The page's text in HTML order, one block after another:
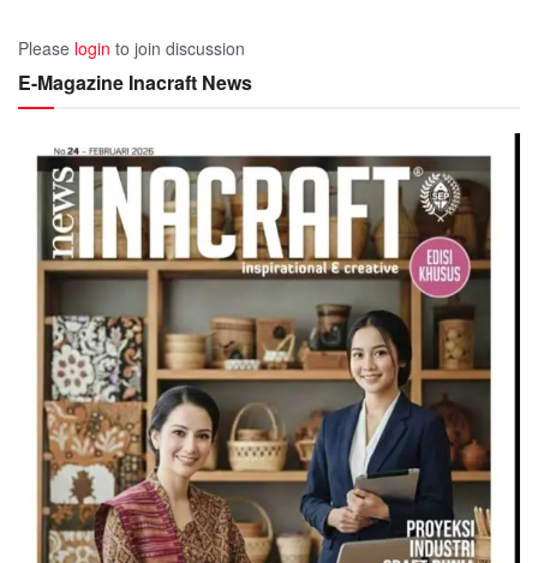
Please login to join discussion
E-Magazine Inacraft News